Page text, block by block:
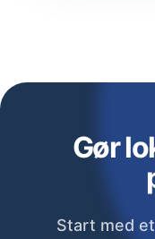
Gør
Start med